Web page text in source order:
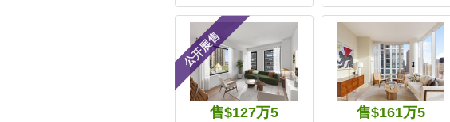
公开展售
售$127万5 售$161万5